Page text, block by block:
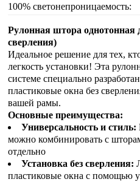
100% светонепроницаемость:
Рулонная штора однотонная
сверления)
Идеальное решение для тех,
легкость установки! Эта
системе специально
пластиковые окна без
вашей рамы.
Основные преимущества:
Универсальность и стиль:
можно комбинировать с
отдельно
Установка без сверления:
пластиковые окна с помощью